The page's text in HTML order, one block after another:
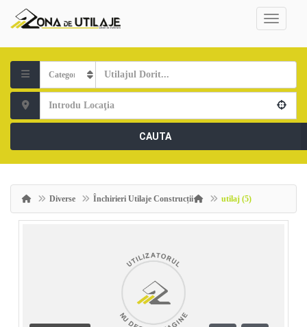
CAUTA
Diverse Închirieri Utilaje Construcții utilaj (5)